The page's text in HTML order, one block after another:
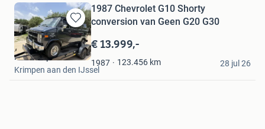
Bewaren
in
Mijn
Favorieten
1987 Chevrolet G10 Shorty
conversion van Geen G20 G30
€ 13.999,-
1987 123.456 km
Pauls Exports
Krimpen aan den IJssel
28 jul 26